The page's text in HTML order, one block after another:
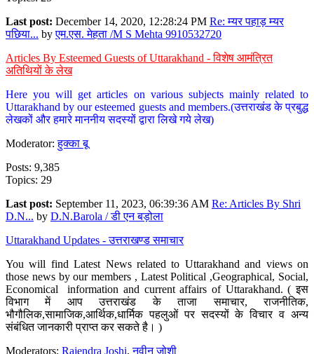
Last post: December 14, 2020, 12:28:24 PM Re: म्यर पहाड़ म्यर
पछिया... byएम.एस. मेहता /M S Mehta 9910532720
Articles By Esteemed Guests of Uttarakhand - विशेष आमंत्रित
अतिथियों के लेख
Here you will get articles on various subjects mainly related to
Uttarakhand by our esteemed guests and members.(उत्तराखंड के प्रबुद्ध
लेखकों और हमारे माननीय सदस्यों द्वारा लिखे गये लेख)
Moderator:हुक्का बू
Posts: 9,385
Topics: 29
Last post: September 11, 2023, 06:39:36 AM Re: Articles By Shri
D.N... by D.N.Barola / डी एन बड़ोला
Uttarakhand Updates - उत्तराखण्ड समाचार
You will find Latest News related to Uttarakhand and views on
those news by our members , Latest Political ,Geographical, Social,
Economical information and current affairs of Uttarakhand. ( इस
विभाग में आप उत्तराखंड के ताजा समाचार, राजनीतिक,
भौगौलिक,सामाजिक,आर्थिक,धार्मिक पहलुओं पर सदस्यों के विचार व अन्य
संबंधित जानकारी प्राप्त कर सकते है। )
Moderators: Rajendra Joshi,नवीन जोशी